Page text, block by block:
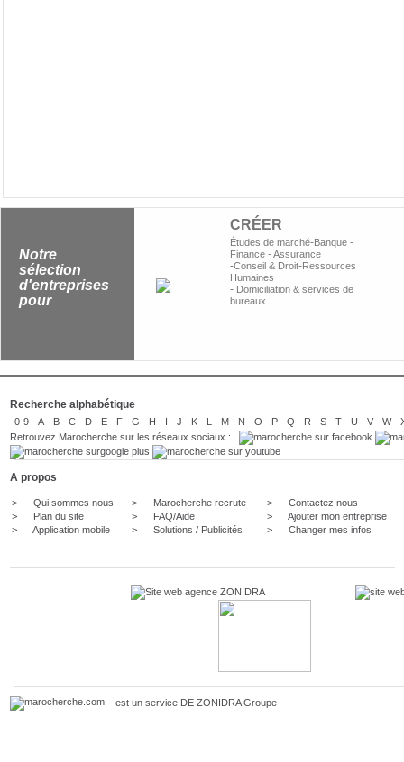
Notre
sélection
d'entreprises
pour
CRÉER
Études de marché-Banque -
Finance - Assurance
-Conseil & Droit-Ressources
Humaines
- Domiciliation & services de
bureaux
Recherche alphabétique
0-9 A B C D E F G H I J K L M N O P Q R S T U V W
Retrouvez Marocherche sur les réseaux sociaux :
A propos
> Qui sommes nous
> Plan du site
> Application mobile
> Marocherche recrute
>
FAQ/Aide
> Solutions / Publicités
> Contactez nous
> Ajouter mon entreprise
> Changer mes infos
est un service DE ZONIDRAGroupe